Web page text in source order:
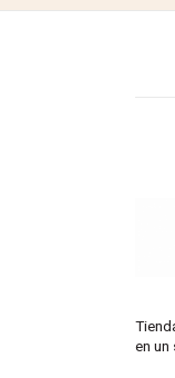
en un